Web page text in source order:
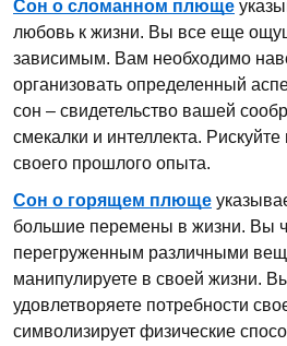
Сон о сломанном плюще
любовь к жизни. Вы все еще
зависимым. Вам необходимо
организовать определенный
сон – свидетельство вашей
смекалки и интеллекта. Рискуйте
своего прошлого опыта.
Сон о горящем плюще
большие перемены в жизни. Вы
перегруженным различными
манипулируете в своей жизни.
удовлетворяете потребности
символизирует физические